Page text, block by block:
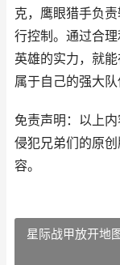
克，鹰眼猎手负
行控制。通过合
英雄的实力，就
属于自己的强大
免责声明：以上
侵犯兄弟们的原
容。
星际战甲放开地